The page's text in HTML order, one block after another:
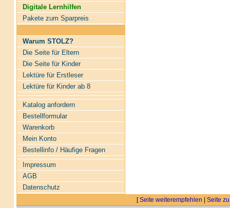
Digitale Lernhilfen
Pakete zum Sparpreis
Warum STOLZ?
Die Seite für Eltern
Die Seite für Kinder
Lektüre für Erstleser
Lektüre für Kinder ab 8
Katalog anfordern
Bestellformular
Warenkorb
Mein Konto
Bestellinfo / Häufige Fragen
Impressum
AGB
Datenschutz
[Seite weiterempfehlen Seite